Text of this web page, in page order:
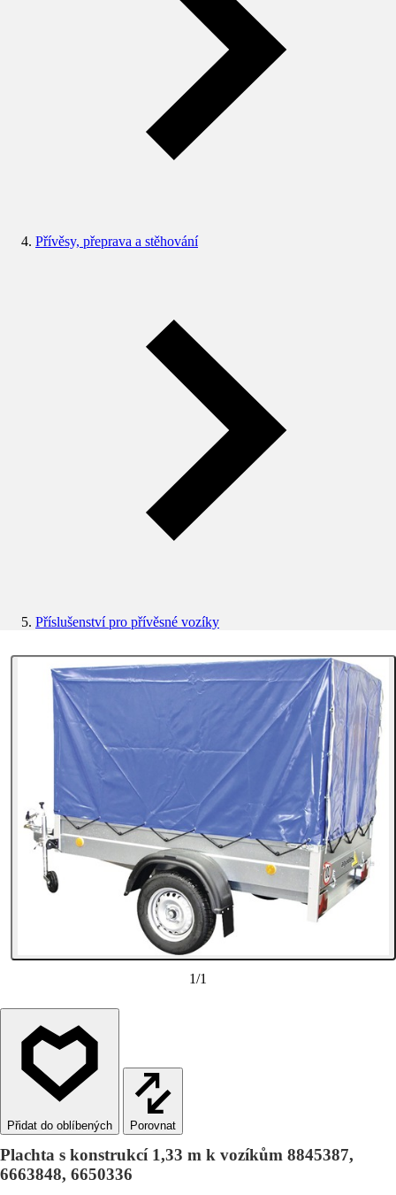
Přívěsy, přeprava a stěhování
Příslušenství pro přívěsné vozíky
1/1
Porovnat
Plachta s konstrukcí 1,33 m k vozíkům 8845387,
6663848, 6650336